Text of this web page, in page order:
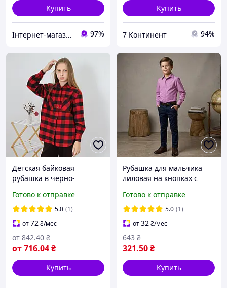
Купить
Інтернет-магазин "Дитяче містечко" 97%
Купить
7 Континент 94%
Детская байковая
рубашка в черно-
мальчика, для девочки
Готово к отправке
5.0 (1)
от72₴/мес
от716.04₴
от 842.40 ₴
Купить
Рубашка для мальчика
лиловая на кнопках с
Тайм SmileTime
Готово к отправке
5.0 (1)
от32₴/мес
321.50₴
643 ₴
Купить